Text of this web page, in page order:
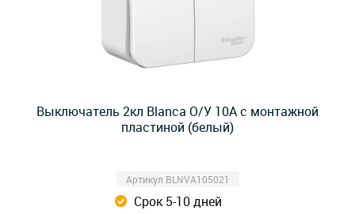
Выключатель 2кл Blanca О/У 10А с монтажной
пластиной (белый)
Артикул BLNVA105021
Срок 5-10 дней